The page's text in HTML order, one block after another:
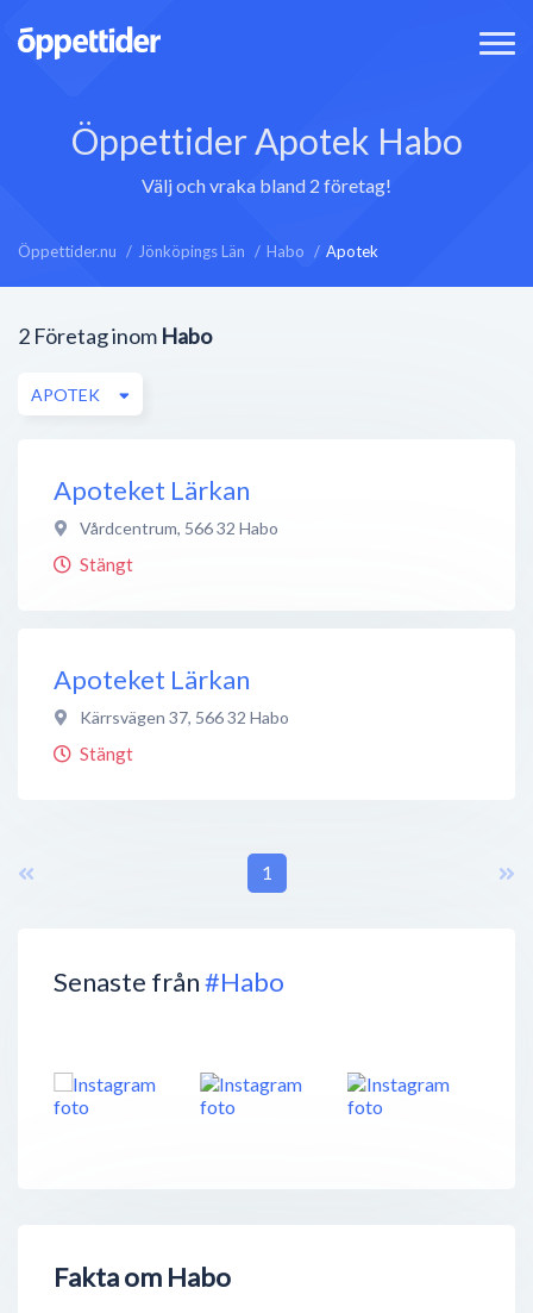
Öppettider Apotek Habo
Välj och vraka bland 2 företag!
Öppettider.nu Jönköpings Län Habo Apotek
Senaste från#Habo
Fakta om Habo
2 Företag inom Habo
APOTEK
Apoteket Lärkan
Vårdcentrum, 566 32 Habo
Stängt
Apoteket Lärkan
Kärrsvägen 37, 566 32 Habo
Stängt
1